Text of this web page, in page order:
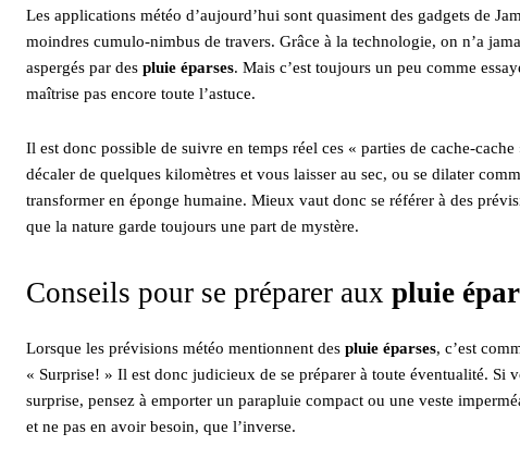
Les applications météo d’aujourd’hui sont quasiment des gadgets de
moindres cumulo-nimbus de travers. Grâce à la technologie, on n’a
aspergés par des pluie éparses. Mais c’est toujours un peu comme
maîtrise pas encore toute l’astuce.
Il est donc possible de suivre en temps réel ces « parties de cache-
décaler de quelques kilomètres et vous laisser au sec, ou se dilater
transformer en éponge humaine. Mieux vaut donc se référer à des
que la nature garde toujours une part de mystère.
Conseils pour se préparer aux pluie
Lorsque les prévisions météo mentionnent des pluie éparses, c’est
« Surprise! » Il est donc judicieux de se préparer à toute éventualité. Si
surprise, pensez à emporter un parapluie compact ou une veste
et ne pas en avoir besoin, que l’inverse.